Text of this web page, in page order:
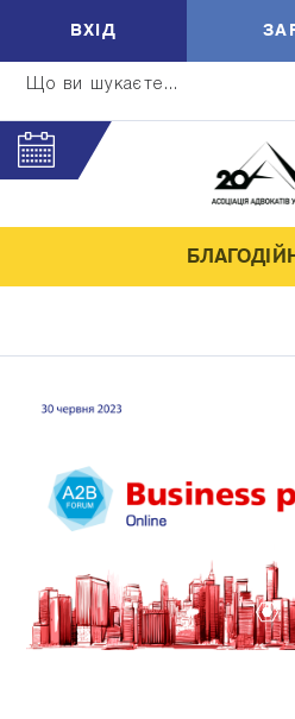
Що ви шукаєте...
ВXIД
1